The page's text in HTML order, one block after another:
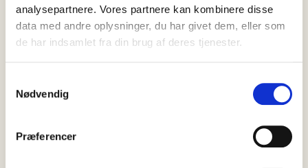
analysepartnere. Vores partnere kan kombinere disse
data med andre oplysninger, du har givet dem, eller som
de har indsamlet fra din brug af deres tjenester.
Nødvendig
Præferencer